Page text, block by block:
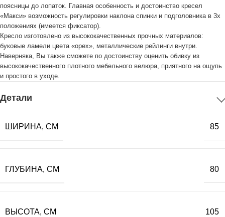
поясницы до лопаток. Главная особенность и достоинство кресел
«Макси» возможность регулировки наклона спинки и подголовника в 3х
положениях (имеется фиксатор).
Кресло изготовлено из высококачественных прочных материалов:
буковые ламели цвета «орех», металлические рейлинги внутри.
Наверняка, Вы также сможете по достоинству оценить обивку из
высококачественного плотного мебельного велюра, приятного на ощупь
и простого в уходе.
Детали
ШИРИНА, СМ 85
ГЛУБИНА, СМ 80
ВЫСОТА, СМ 105